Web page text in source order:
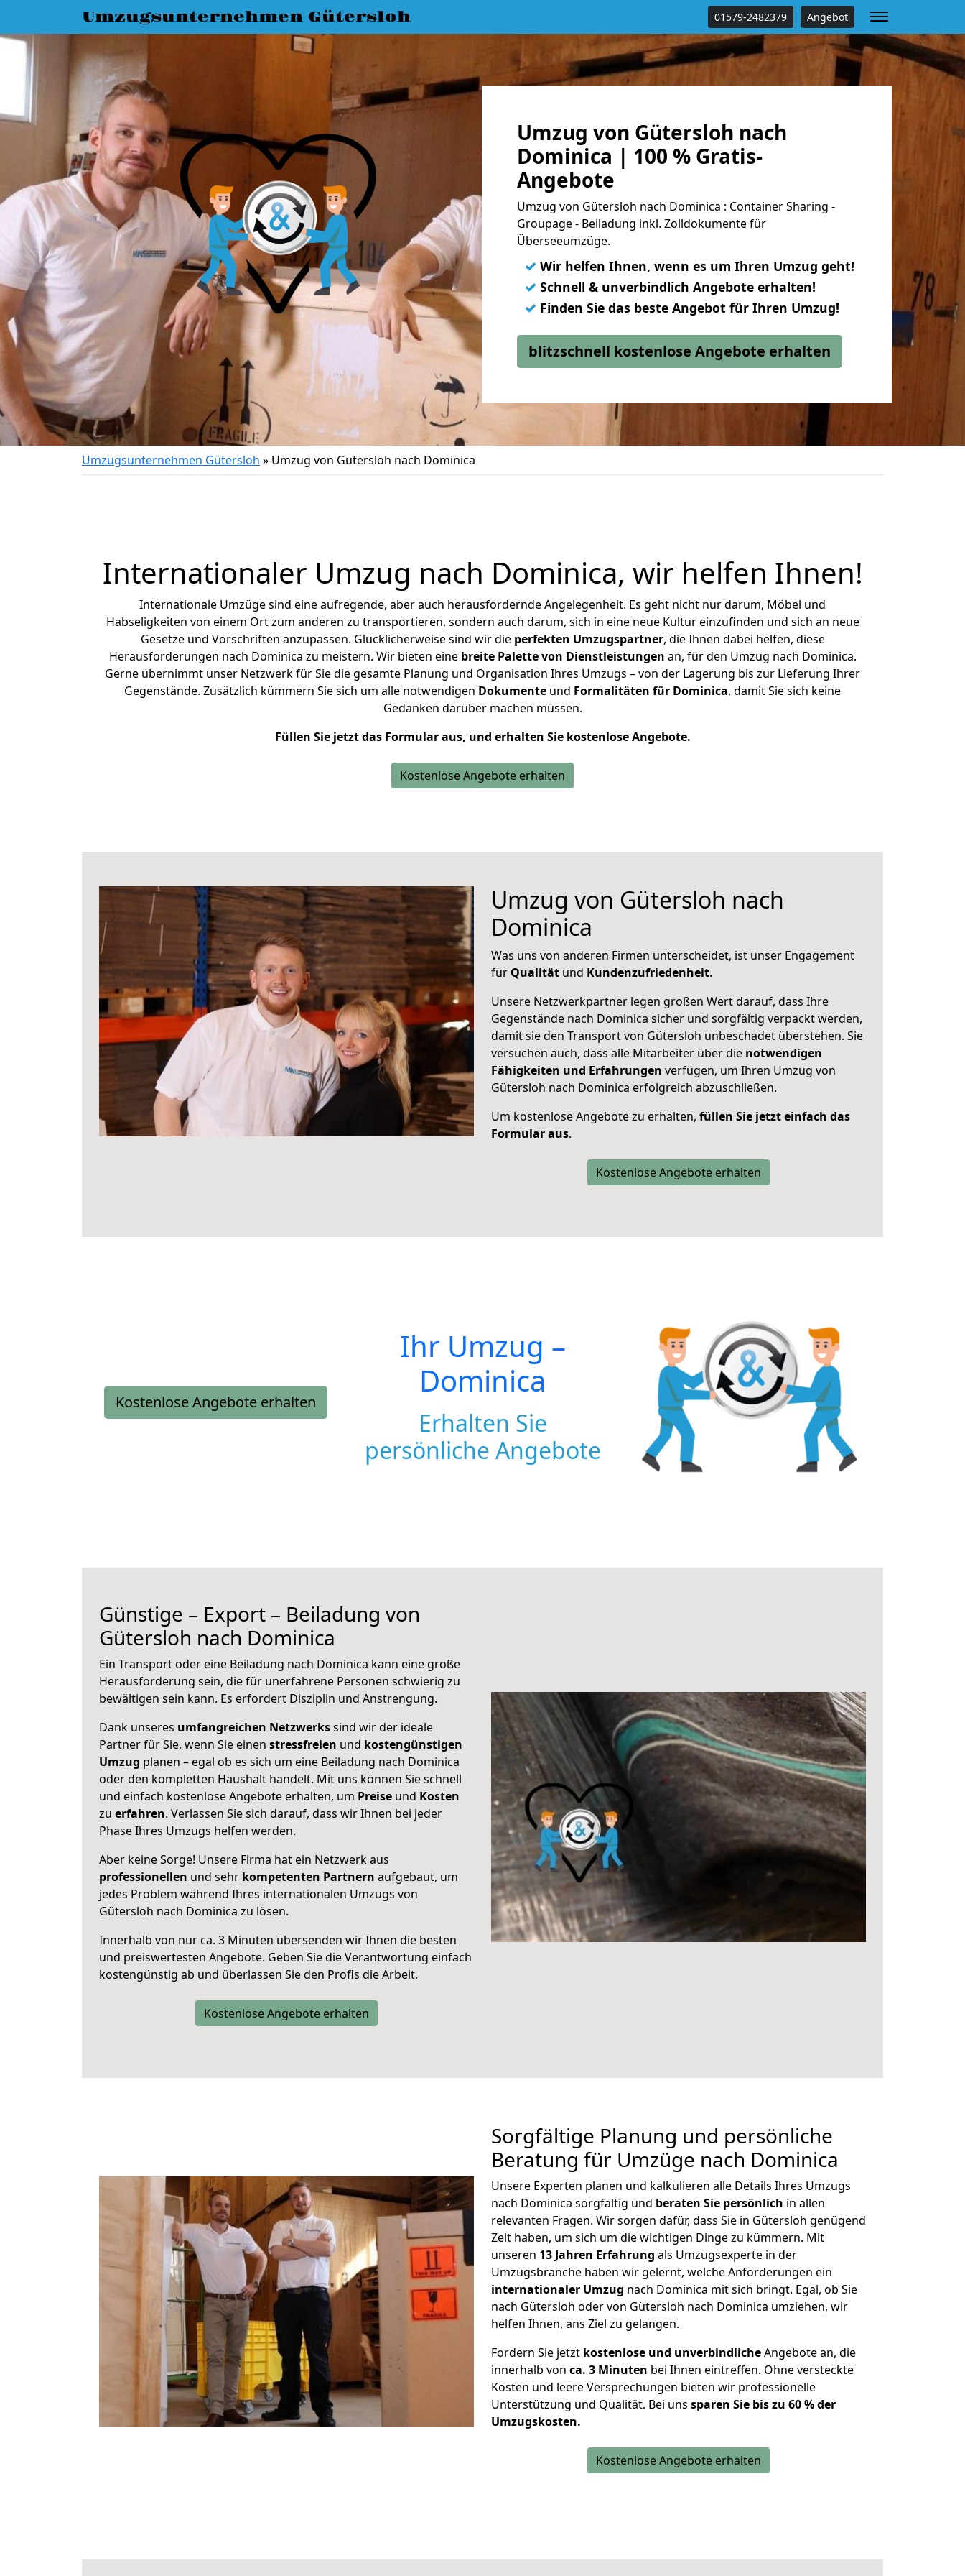
Umzugsunternehmen Gütersloh 01579-2482379 Angebot
Umzug von Gütersloh nach
Dominica | 100 % Gratis-
Angebote
Umzug von Gütersloh nach Dominica : Container Sharing -
Groupage - Beiladung inkl. Zolldokumente für
Überseeumzüge.
✓ Wir helfen Ihnen, wenn es um Ihren Umzug geht!
✓ Schnell & unverbindlich Angebote erhalten!
✓ Finden Sie das beste Angebot für Ihren Umzug!
blitzschnell kostenlose Angebote erhalten
Umzugsunternehmen Gütersloh » Umzug von Gütersloh nach Dominica
Internationaler Umzug nach Dominica, wir helfen Ihnen!
Internationale Umzüge sind eine aufregende, aber auch herausfordernde Angelegenheit. Es geht nicht nur darum, Möbel und
Habseligkeiten von einem Ort zum anderen zu transportieren, sondern auch darum, sich in eine neue Kultur einzufinden und sich an neue
Gesetze und Vorschriften anzupassen. Glücklicherweise sind wir die perfekten Umzugspartner, die Ihnen dabei helfen, diese
Herausforderungen nach Dominica zu meistern. Wir bieten eine breite Palette von Dienstleistungen an, für den Umzug nach Dominica.
Gerne übernimmt unser Netzwerk für Sie die gesamte Planung und Organisation Ihres Umzugs – von der Lagerung bis zur Lieferung Ihrer
Gegenstände. Zusätzlich kümmern Sie sich um alle notwendigen Dokumente und Formalitäten für Dominica, damit Sie sich keine
Gedanken darüber machen müssen.
Füllen Sie jetzt das Formular aus, und erhalten Sie kostenlose Angebote.
Kostenlose Angebote erhalten
Umzug von Gütersloh nach
Dominica
Was uns von anderen Firmen unterscheidet, ist unser Engagement
für Qualität und Kundenzufriedenheit.
Unsere Netzwerkpartner legen großen Wert darauf, dass Ihre
Gegenstände nach Dominica sicher und sorgfältig verpackt werden,
damit sie den Transport von Gütersloh unbeschadet überstehen. Sie
versuchen auch, dass alle Mitarbeiter über die notwendigen
Fähigkeiten und Erfahrungen verfügen, um Ihren Umzug von
Gütersloh nach Dominica erfolgreich abzuschließen.
Um kostenlose Angebote zu erhalten, füllen Sie jetzt einfach das
Formular aus.
Kostenlose Angebote erhalten
Kostenlose Angebote erhalten
Ihr Umzug –
Dominica
Erhalten Sie
persönliche Angebote
Günstige – Export – Beiladung von
Gütersloh nach Dominica
Ein Transport oder eine Beiladung nach Dominica kann eine große
Herausforderung sein, die für unerfahrene Personen schwierig zu
bewältigen sein kann. Es erfordert Disziplin und Anstrengung.
Dank unseres umfangreichen Netzwerkssind wir der ideale
Partner für Sie, wenn Sie einen stressfreien und kostengünstigen
Umzug planen – egal ob es sich um eine Beiladung nach Dominica
oder den kompletten Haushalt handelt. Mit uns können Sie schnell
und einfach kostenlose Angebote erhalten, um Preise und Kosten
zu erfahren. Verlassen Sie sich darauf, dass wir Ihnen bei jeder
Phase Ihres Umzugs helfen werden.
Aber keine Sorge! Unsere Firma hat ein Netzwerk aus
professionellen und sehr kompetenten Partnern aufgebaut, um
jedes Problem während Ihres internationalen Umzugs von
Gütersloh nach Dominica zu lösen.
Innerhalb von nur ca. 3 Minuten übersenden wir Ihnen die besten
und preiswertesten Angebote. Geben Sie die Verantwortung einfach
kostengünstig ab und überlassen Sie den Profis die Arbeit.
Kostenlose Angebote erhalten
Sorgfältige Planung und persönliche
Beratung für Umzüge nach Dominica
Unsere Experten planen und kalkulieren alle Details Ihres Umzugs
nach Dominica sorgfältig und beraten Sie persönlich in allen
relevanten Fragen. Wir sorgen dafür, dass Sie in Gütersloh genügend
Zeit haben, um sich um die wichtigen Dinge zu kümmern. Mit
unseren 13 Jahren Erfahrung als Umzugsexperte in der
Umzugsbranche haben wir gelernt, welche Anforderungen ein
internationaler Umzug nach Dominica mit sich bringt. Egal, ob Sie
nach Gütersloh oder von Gütersloh nach Dominica umziehen, wir
helfen Ihnen, ans Ziel zu gelangen.
Fordern Sie jetzt kostenlose und unverbindlicheAngebote an, die
innerhalb von ca. 3 Minuten bei Ihnen eintreffen. Ohne versteckte
Kosten und leere Versprechungen bieten wir professionelle
Unterstützung und Qualität. Bei uns sparen Sie bis zu 60 % der
Umzugskosten.
Kostenlose Angebote erhalten